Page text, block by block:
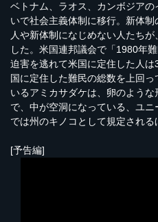
ベトナム、ラオス、カンボジア
いで社会主義体制に移行。新体
人や新体制になじめない人たち
した。米国連邦議会で「1980年
迫害を逃れて米国に定住した人
国に定住した難民の総数を上回
いるアミカサダケは、卵のよう
で、中が空洞になっている、ユ
では州のキノコとして規定される
[予告編]